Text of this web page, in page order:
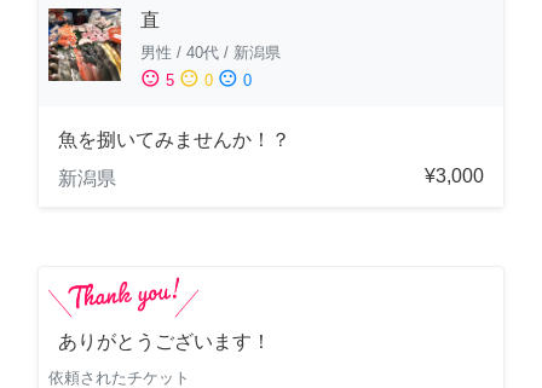
直
男性 / 40代 / 新潟県
sentiment_satisfied 5 sentiment_neutral 0 sentiment_dissatisfied 0
魚を捌いてみませんか！？
新潟県
¥3,000
ありがとうございます！
依頼されたチケット